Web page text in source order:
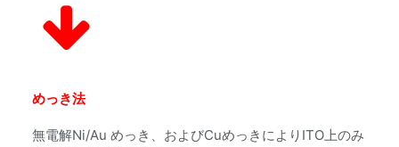
めっき法
無電解Ni/Au めっき、およびCuめっきによりITO上のみ